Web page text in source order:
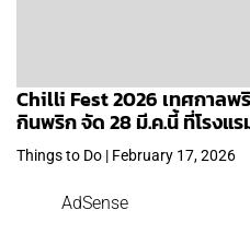
Chilli Fest 2026 เทศกาล
กินพริก จัด 28 มี.ค.นี้ ที่โรงแ
Things to Do | February 17, 2026
AdSense